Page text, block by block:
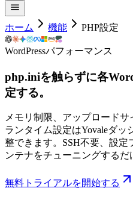
ホーム 機能 PHP設定
WordPressパフォーマンス
php.iniを触らずに各
定する。
メモリ制限、アップロード
ランタイム設定はYovaleダッ
整できます。SSH不要、設定
ンテナをチューニングするだ
無料トライアルを開始する